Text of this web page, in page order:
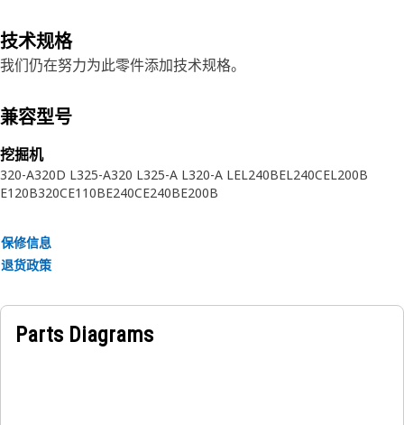
技术规格
我们仍在努力为此零件添加技术规格。
兼容型号
挖掘机
320-A320D L325-A320 L325-A L320-A LEL240BEL240CEL200B
E120B320CE110BE240CE240BE200B
保修信息
退货政策
Parts Diagrams